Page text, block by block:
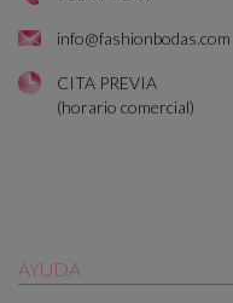
info@fashionbodas.com
CITA PREVIA
(horario comercial)
AYUDA